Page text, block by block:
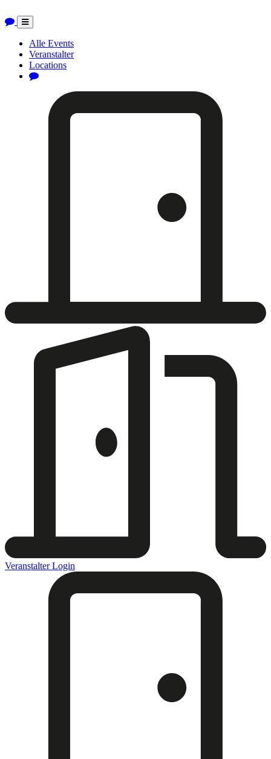
Toggle
navigation
Alle Events
Veranstalter
Locations
Veranstalter Login